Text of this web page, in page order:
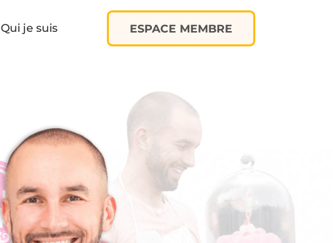
Qui je suis ESPACE MEMBRE